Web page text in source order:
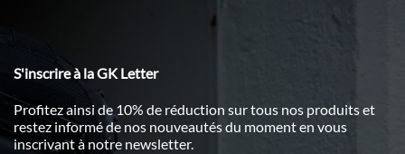
S'inscrire à la GK Letter
Profitez ainsi de 10% de réduction sur tous nos produits et
restez informé de nos nouveautés du moment en vous
inscrivant à notre newsletter.